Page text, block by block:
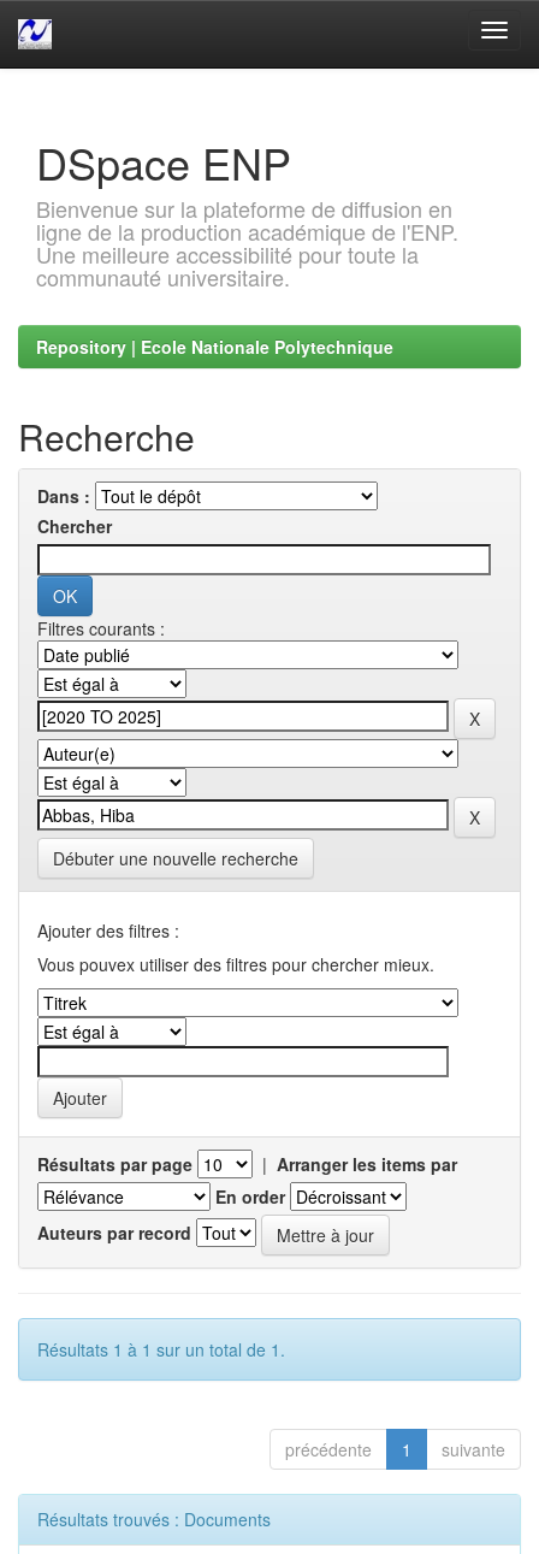
DSpace ENP
Bienvenue sur la plateforme de diffusion en
ligne de la production académique de l'ENP.
Une meilleure accessibilité pour toute la
communauté universitaire.
Repository | Ecole Nationale Polytechnique
Recherche
Dans :
Chercher
Filtres courants :
Débuter une nouvelle recherche
Ajouter des filtres :
Vous pouvex utiliser des filtres pour chercher mieux.
Résultats par page | Arranger les items par
En order
Auteurs par record
Résultats 1 à 1 sur un total de 1.
précédente 1 suivante
Résultats trouvés : Documents